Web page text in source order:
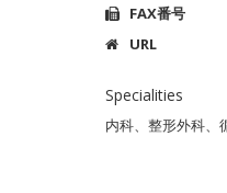
FAX番号
URL
Specialities
内科、整形外科、